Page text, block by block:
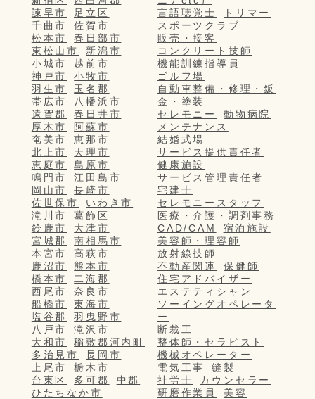
諫早市
足立区
千曲市
佐賀市
松本市
春日部市
東松山市
新潟市
小城市
越前市
神戸市
小牧市
羽生市
玉名郡
帯広市
八幡浜市
遠賀郡
春日井市
厚木市
阿蘇市
奄美市
恵那市
北上市
天理市
恵庭市
島原市
鳴門市
江田島市
岡山市
長崎市
佐世保市
いわき市
滝川市
葛飾区
鈴鹿市
大津市
宮城郡
南相馬市
本宮市
高萩市
鹿沼市
熊本市
橋本市
二海郡
西尾市
奈良市
船橋市
東海市
塩谷郡
羽曳野市
八戸市
滝沢市
大和市
稲敷郡河内町
多治見市
長岡市
上尾市
栃木市
台東区
多可郡
中郡
ひたちなか市
言語聴覚士
トリマー
スポーツクラブ
販売・接客
コンクリート技師
機能訓練指導員
ゴルフ場
自動車整備・修理・鈑
金・塗装
セレモニー
動物病院
メンテナンス
結婚式場
サービス提供責任者
健康施設
サービス管理責任者
宅建士
セレモニースタッフ
医療・介護・調剤事務
CAD/CAM
宿泊施設
美容師・理容師
放射線技師
不動産関連
保健師
住宅アドバイザー
エステティシャン
ソーイングオペレータ
ー
断裁工
整体師・セラピスト
機械オペレーター
電気工事
縫製
社労士
カウンセラー
研磨作業員
美容